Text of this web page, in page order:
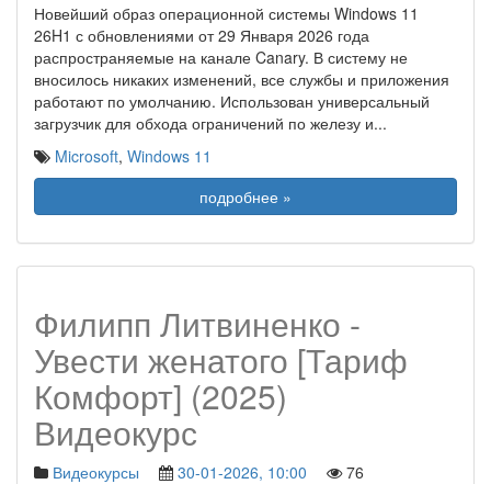
Новейший образ операционной системы Windows 11
26H1 с обновлениями от 29 Января 2026 года
распространяемые на канале Canary. В систему не
вносилось никаких изменений, все службы и приложения
работают по умолчанию. Использован универсальный
загрузчик для обхода ограничений по железу и...
Microsoft, Windows 11
подробнее »
Филипп Литвиненко -
Увести женатого [Тариф
Комфорт] (2025)
Видеокурс
Видеокурсы 30-01-2026, 10:00 76